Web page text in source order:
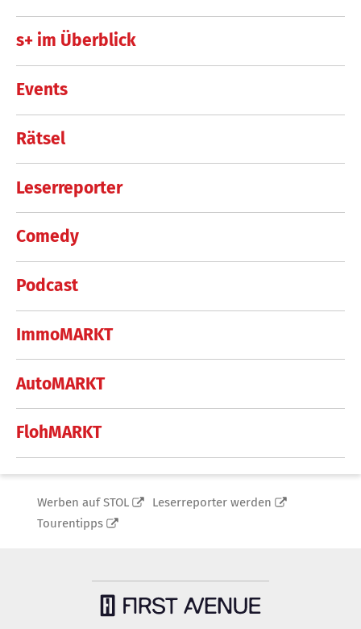
s+ im Überblick
Events
Rätsel
Leserreporter
Comedy
Podcast
ImmoMARKT
AutoMARKT
FlohMARKT
Werben auf STOL
Leserreporter werden
Tourentipps